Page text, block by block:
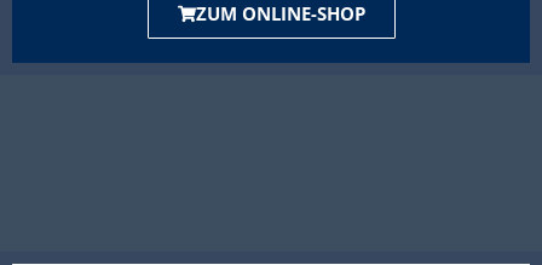
ZUM ONLINE-SHOP